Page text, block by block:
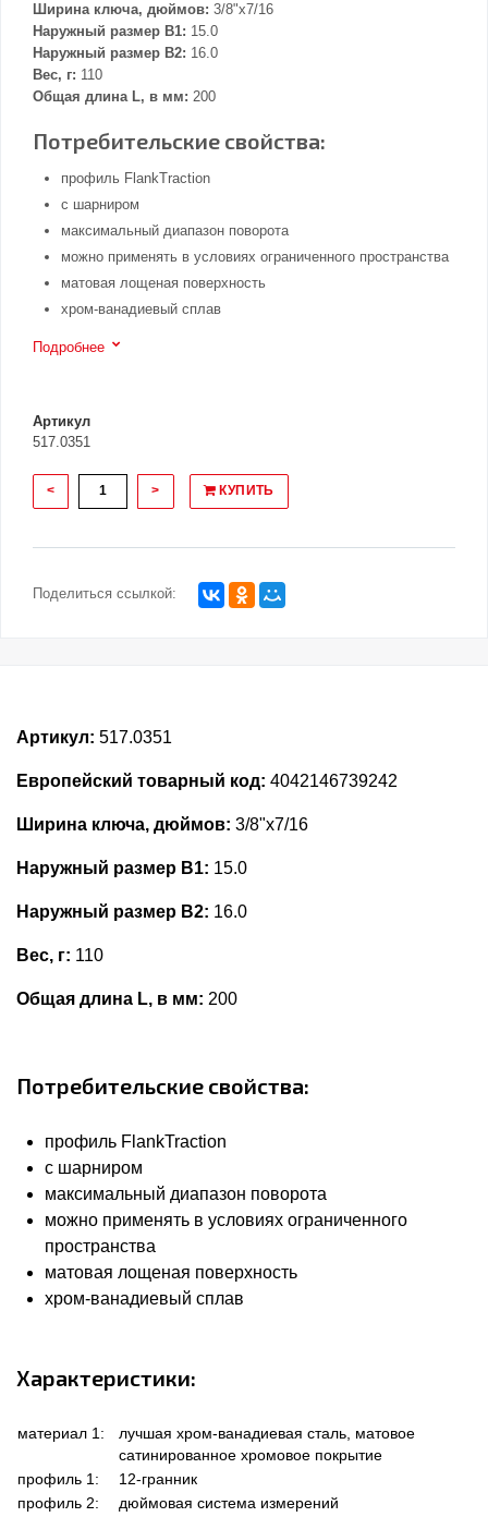
Ширина ключа, дюймов: 3/8"x7/16
Наружный размер В1: 15.0
Наружный размер В2: 16.0
Вес, г: 110
Общая длина L, в мм: 200
Потребительские свойства:
профиль FlankTraction
с шарниром
максимальный диапазон поворота
можно применять в условиях ограниченного пространства
матовая лощеная поверхность
хром-ванадиевый сплав
Подробнее
Артикул
517.0351
< > КУПИТЬ
Поделиться ссылкой:
Артикул: 517.0351
Европейский товарный код: 4042146739242
Ширина ключа, дюймов: 3/8"x7/16
Наружный размер В1: 15.0
Наружный размер В2: 16.0
Вес, г: 110
Общая длина L, в мм: 200
Потребительские свойства:
профиль FlankTraction
с шарниром
максимальный диапазон поворота
можно применять в условиях ограниченного
пространства
матовая лощеная поверхность
хром-ванадиевый сплав
Характеристики:
материал 1:
лучшая хром-ванадиевая сталь, матовое
сатинированное хромовое покрытие
профиль 1:
12-гранник
профиль 2:
дюймовая система измерений